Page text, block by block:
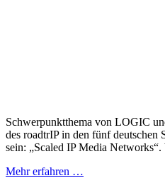
Schwerpunktthema von LOGIC
des roadtrIP in den fünf deutschen
sein: „Scaled IP Media
Mehr erfahren …